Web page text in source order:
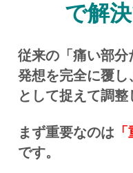
で解
従来の「痛い部分
発想を完全に覆し
として捉えて調整
まず重要なのは
です。